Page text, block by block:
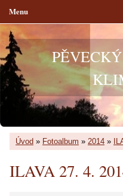
Úvod » Fotoalbum » 2014 »
ILAVA 27. 4.
Menu